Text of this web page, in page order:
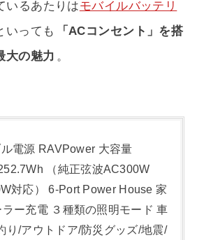
いるあたりはモバイルバッテリ
いっても
「ACコンセント」を搭
大の魅力 。
電源 RAVPower 大容量
（純正弦波AC300W
対応） 6-Port Power House 家
ー充電 ３種類の照明モード 車
り/アウトドア/防災グッズ/地震/